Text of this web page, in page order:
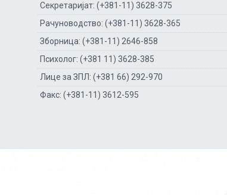
Секретаријат: (+381-11) 3628-375
Рачуноводство: (+381-11) 3628-365
Зборница: (+381-11) 2646-858
Психолог: (+381 11) 3628-385
Лице за ЗПЛ: (+381 66) 292-970
Факс: (+381-11) 3612-595